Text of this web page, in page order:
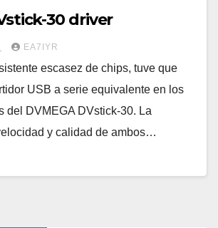
30 driver
EA7IYR
escasez de chips, tuve que
USB a serie equivalente en los
del DVMEGA DVstick-30. La
y calidad de ambos…